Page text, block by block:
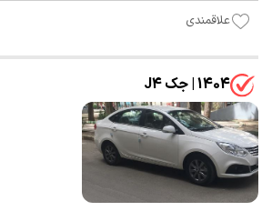
علاقمندی
1404 | جک J4